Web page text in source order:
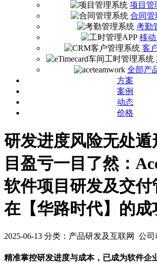
项目管
合同管
考勤
移
客
全部产
方案
案例
动态
价格
研发进度风险无处遁
目盈亏一目了然：
软件项目研发及交付
在【华路时代】的成
2025-06-13 分类：产品研发及互联网 公司
精准掌控研发进度与成本，已成为软件企